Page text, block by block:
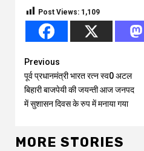
Post Views: 1,109
Continue
Reading
Previous
पूर्व प्रधानमंत्री भारत रत्न स्व0 अटल
बिहारी बाजपेयी की जयन्ती आज जनपद
में सुशासन दिवस के रुप में मनाया गया
MORE STORIES